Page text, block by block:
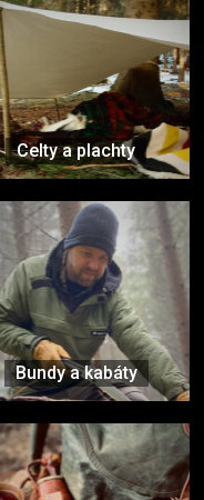
Celty a plachty
Bundy a kabáty